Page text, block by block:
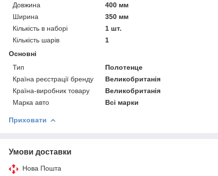
Довжина
400 мм
Ширина
350 мм
Кількість в наборі
1 шт.
Кількість шарів
1
Основні
Тип
Полотенце
Країна реєстрації бренду
Великобританія
Країна-виробник товару
Великобританія
Марка авто
Всі марки
Приховати
Умови доставки
Нова Пошта